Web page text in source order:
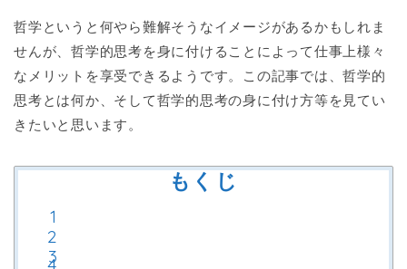
哲学というと何やら難解そうなイメージがあるかもしれま
せんが、哲学的思考を身に付けることによって仕事上様々
なメリットを享受できるようです。この記事では、哲学的
思考とは何か、そして哲学的思考の身に付け方等を見てい
きたいと思います。
もくじ